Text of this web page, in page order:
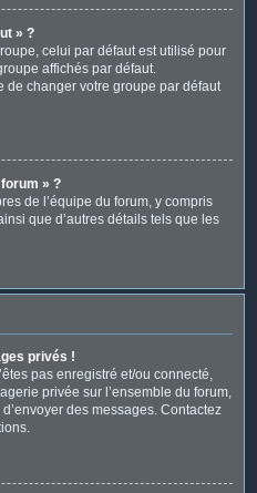
» ?
celui par défaut est utilisé pour
affichés par défaut.
de changer votre groupe par défaut
forum » ?
de l’équipe du forum, y compris
que d’autres détails tels que les
privés !
pas enregistré et/ou connecté,
privée sur l’ensemble du forum,
des messages. Contactez